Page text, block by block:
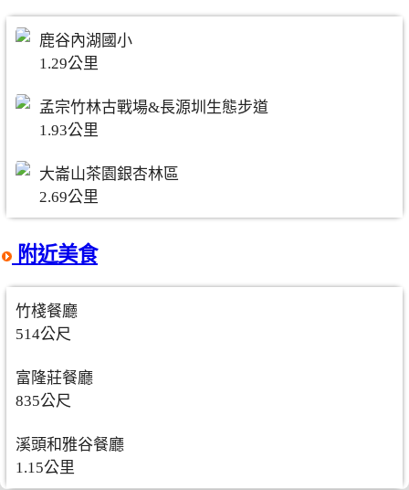
鹿谷內湖國小
1.29公里
孟宗竹林古戰場&長源圳生態步道
1.93公里
大崙山茶園銀杏林區
2.69公里
附近美食
竹棧餐廳
514公尺
富隆莊餐廳
835公尺
溪頭和雅谷餐廳
1.15公里